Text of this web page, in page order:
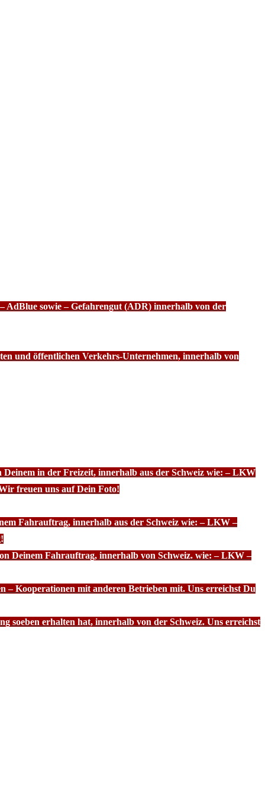
AdBlue sowie – Gefahrengut (ADR) innerhalb von der
und öffentlichen Verkehrs-Unternehmen, innerhalb von
in der Freizeit, innerhalb aus der Schweiz wie: – LKW
freuen uns auf Dein Foto!
Fahrauftrag, innerhalb aus der Schweiz wie: – LKW –
Deinem Fahrauftrag, innerhalb von Schweiz. wie: – LKW –
– Kooperationen mit anderen Betrieben mit. Uns erreichst Du
soeben erhalten hat, innerhalb von der Schweiz. Uns erreichst